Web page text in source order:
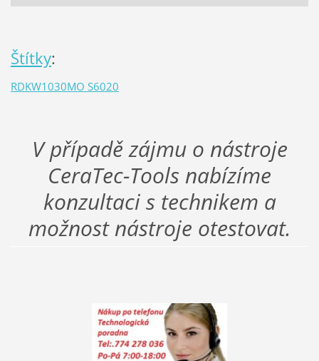
Štítky:
RDKW1030MO S6020
V případě zájmu o nástroje
CeraTec-Tools nabízíme
konzultaci s technikem a
možnost nástroje otestovat.